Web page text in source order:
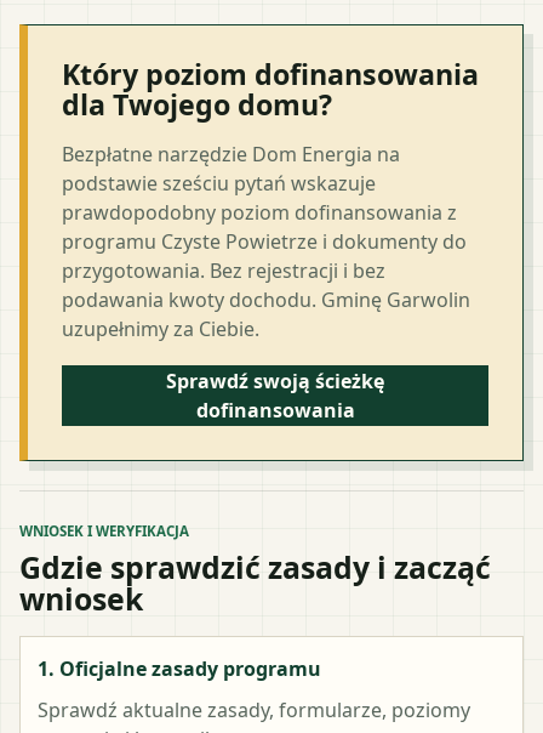
Który poziom dofinansowania
dla Twojego domu?
Bezpłatne narzędzie Dom Energia na
podstawie sześciu pytań wskazuje
prawdopodobny poziom dofinansowania z
programu Czyste Powietrze i dokumenty do
przygotowania. Bez rejestracji i bez
podawania kwoty dochodu. Gminę Garwolin
uzupełnimy za Ciebie.
Sprawdź swoją ścieżkę
dofinansowania
WNIOSEK I WERYFIKACJA
Gdzie sprawdzić zasady i zacząć
wniosek
1. Oficjalne zasady programu
Sprawdź aktualne zasady, formularze, poziomy